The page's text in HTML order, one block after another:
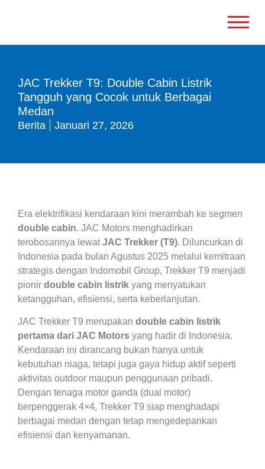
JAC Trekker T9: Double Cabin Listrik
Tangguh yang Cocok untuk Berbagai
Medan
Berita Januari 27, 2026
Era elektrifikasi kendaraan kini merambah ke segmen
double cabin. JAC Motors menghadirkan
terobosannya lewatJAC Trekker (T9). Diluncurkan di
Indonesia pada bulan Agustus 2025 melalui kemitraan
strategis dengan Indomobil Group, Trekker T9 menjadi
pionir double cabin listrik yang menyatukan
ketangguhan, efisiensi, serta keberlanjutan.
JAC Trekker T9 merupakan double cabin listrik
pertama dari JAC Motors yang hadir di Indonesia.
Kendaraan ini dirancang bukan hanya untuk
kebutuhan niaga, tetapi juga gaya hidup aktif seperti
aktivitas outdoor maupun penggunaan pribadi.
Dengan tenaga motor ganda (dual motor)
berpenggerak 4×4, Trekker T9 siap menghadapi
berbagai medan dengan tetap mengedepankan
efisiensi dan kenyamanan.